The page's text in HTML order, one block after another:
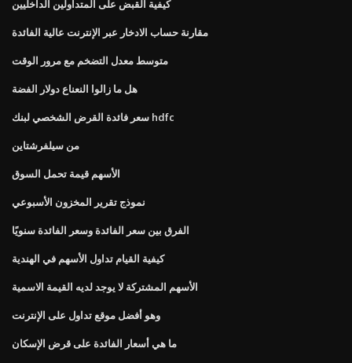
كيفية القبض على المتداولين الداخليين
مقارنة حساب الادخار عبر الإنترنت عالية الفائدة
متوسط ​​معدل التضخم مع مرور الوقت
هل ما زالوا النعناع دولار الفضة
سعر فائدة القرض الشخصي لبنك hdfc
من سيلفرشتاين
الأسهم قيمة تحمل السوق
نموذج تقرير المخزون الأسبوعي
الفرق بين سعر الفائدة وسعر الفائدة سنويًا
كيفية القيام تداول الأسهم في الهندية
الأسهم المشتركة لا يوجد لديه القيمة الاسمية
وهو أفضل موقع تداول على الإنترنت
ما هي أسعار الفائدة على قرض الإسكان